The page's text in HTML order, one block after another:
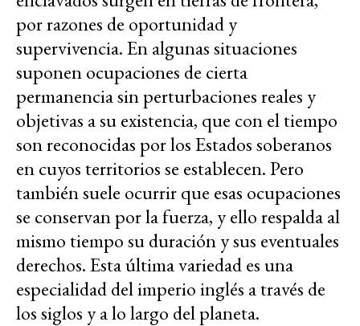
por razones de oportunidad y
supervivencia. En algunas situaciones
suponen ocupaciones de cierta
permanencia sin perturbaciones reales y
objetivas a su existencia, que con el tiempo
son reconocidas por los Estados soberanos
en cuyos territorios se establecen. Pero
también suele ocurrir que esas ocupaciones
se conservan por la fuerza, y ello respalda al
mismo tiempo su duración y sus eventuales
derechos. Esta última variedad es una
especialidad del imperio inglés a través de
los siglos y a lo largo del planeta.